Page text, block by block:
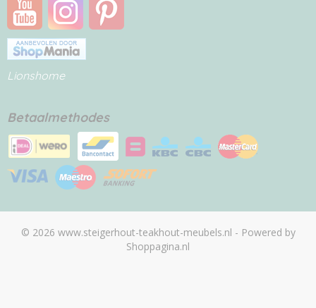
Lionshome
Betaalmethodes
© 2026 www.steigerhout-teakhout-meubels.nl - Powered by
Shoppagina.nl